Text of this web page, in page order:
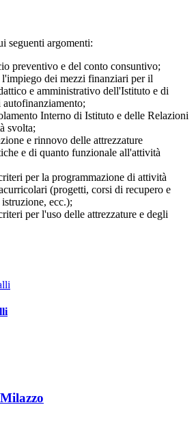
seguenti argomenti:
preventivo e del conto consuntivo;
dei mezzi finanziari per il
e amministrativo dell'Istituto e di
Interno di Istituto e delle Relazioni
svolta;
e rinnovo delle attrezzature
e di quanto funzionale all'attività
per la programmazione di attività
(progetti, corsi di recupero e
ecc.);
per l'uso delle attrezzature e degli